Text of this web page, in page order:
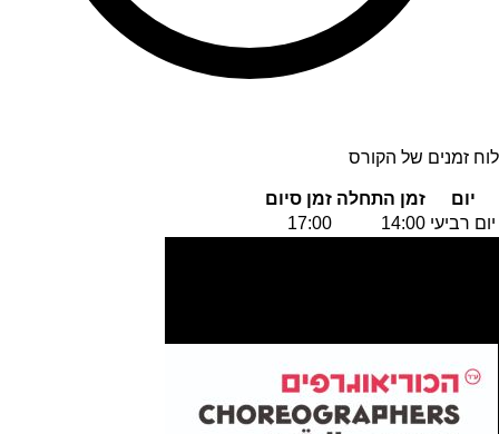
לוח זמנים של הקורס
יום זמן התחלה זמן סיום
יום רביעי 14:00
17:00